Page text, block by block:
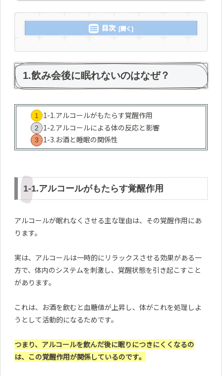
目次
1.飲み会後に眠れないのはなぜ？
1-1.アルコールがもたらす覚醒作用
1-2.アルコールによる体の反応と影響
1-3.お酒と睡眠の関係性
1-1.アルコールがもたらす覚醒作用
アルコールが眠れなくさせる主な理由は、その覚醒作用にあ
ります。
実は、アルコールは一時的にリラックスさせる効果がある一
方で、体内のシステムを刺激し、覚醒状態を引き起こすこと
があります。
これは、お酒を飲むと血糖値が上昇し、体がこれを処理しよ
うとして活動的になるためです。
つまり、アルコールを飲んだ後に眠りにつきにくくなるの
は、この覚醒作用が関係しているのです。